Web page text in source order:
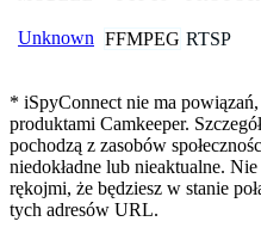
Unknown FFMPEG RTSP
* iSpyConnect nie ma
produktami Camkeeper.
pochodzą z zasobów
niedokładne lub nieaktualne.
rękojmi, że będziesz w stanie
tych adresów URL.